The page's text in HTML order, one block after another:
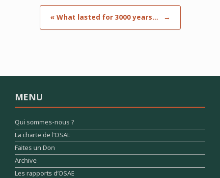
« What lasted for 3000 years… →
MENU
Qui sommes-nous ?
La charte de l’OSAE
Faites un Don
Archive
Les rapports d’OSAE